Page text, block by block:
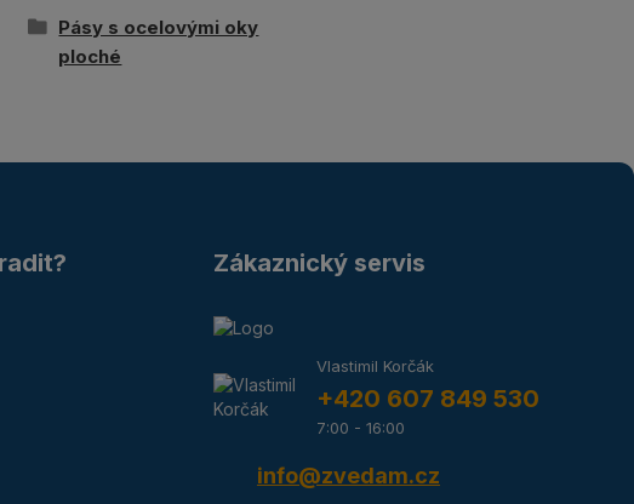
Pásy s ocelovými oky
ploché
Zákaznický servis
Vlastimil Korčák
+420 607 849 530
7:00 - 16:00
info@zvedam.cz